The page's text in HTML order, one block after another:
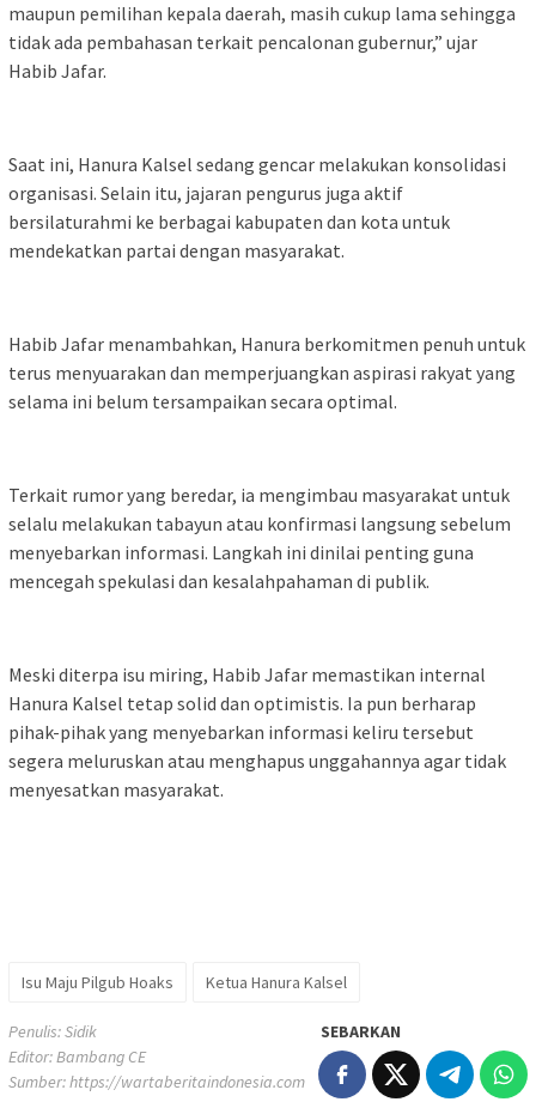
maupun pemilihan kepala daerah, masih cukup lama sehingga
tidak ada pembahasan terkait pencalonan gubernur,” ujar
Habib Jafar.
Saat ini, Hanura Kalsel sedang gencar melakukan konsolidasi
organisasi. Selain itu, jajaran pengurus juga aktif
bersilaturahmi ke berbagai kabupaten dan kota untuk
mendekatkan partai dengan masyarakat.
Habib Jafar menambahkan, Hanura berkomitmen penuh untuk
terus menyuarakan dan memperjuangkan aspirasi rakyat yang
selama ini belum tersampaikan secara optimal.
Terkait rumor yang beredar, ia mengimbau masyarakat untuk
selalu melakukan tabayun atau konfirmasi langsung sebelum
menyebarkan informasi. Langkah ini dinilai penting guna
mencegah spekulasi dan kesalahpahaman di publik.
Meski diterpa isu miring, Habib Jafar memastikan internal
Hanura Kalsel tetap solid dan optimistis. Ia pun berharap
pihak-pihak yang menyebarkan informasi keliru tersebut
segera meluruskan atau menghapus unggahannya agar tidak
menyesatkan masyarakat.
Isu Maju Pilgub Hoaks Ketua Hanura Kalsel
Penulis: Sidik
Editor: Bambang CE
Sumber:https://wartaberitaindonesia.com
SEBARKAN